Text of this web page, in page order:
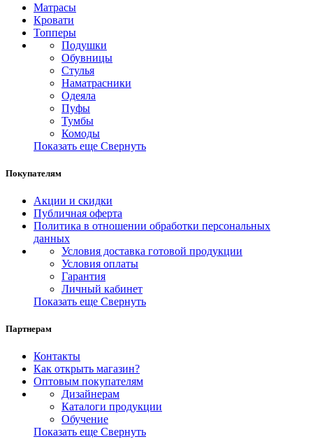
Матрасы
Кровати
Топперы
Подушки
Обувницы
Стулья
Наматрасники
Одеяла
Пуфы
Тумбы
Комоды
Показать еще Свернуть
Покупателям
Акции и скидки
Публичная оферта
Политика в отношении обработки персональных
данных
Условия доставка готовой продукции
Условия оплаты
Гарантия
Личный кабинет
Показать еще Свернуть
Партнерам
Контакты
Как открыть магазин?
Оптовым покупателям
Дизайнерам
Каталоги продукции
Обучение
Показать еще Свернуть